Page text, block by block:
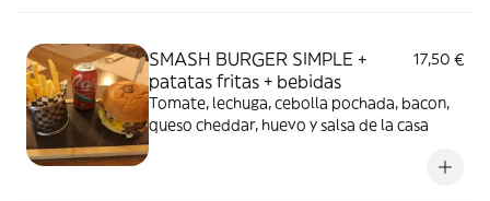
SMASH BURGER SIMPLE +
patatas fritas + bebidas
17,50 €
Tomate, lechuga, cebolla pochada, bacon,
queso cheddar, huevo y salsa de la casa